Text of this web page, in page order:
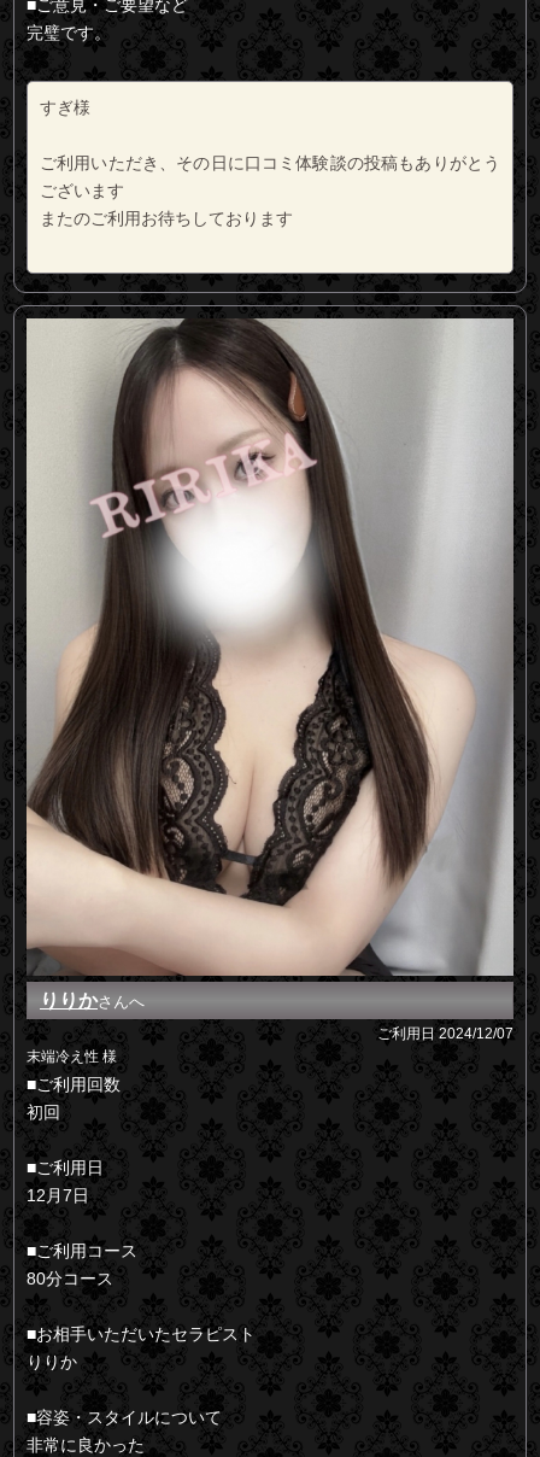
■ご意見・ご要望など
完璧です。
すぎ様
ご利用いただき、その日に口コミ体験談の投稿もありがとう
ございます
またのご利用お待ちしております
りりかさんへ
ご利用日 2024/12/07
末端冷え性 様
■ご利用回数
初回
■ご利用日
12月7日
■ご利用コース
80分コース
■お相手いただいたセラピスト
りりか
■容姿・スタイルについて
非常に良かった